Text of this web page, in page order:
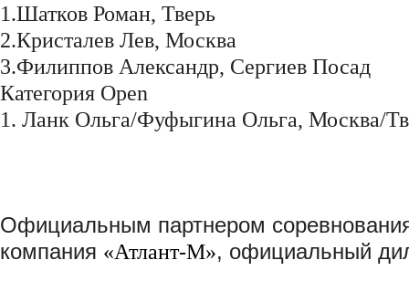
1.Шатков Роман, Тверь
2.Кристалев Лев, Москва
3.Филиппов Александр, Сергиев Посад
Категория Open
1. Ланк Ольга/Фуфыгина Ольга, Москва/
Официальным партнером
компания «Атлант-М», официальный